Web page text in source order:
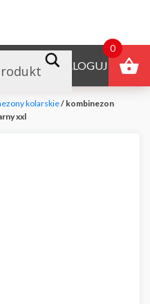
ZALOGUJ
kolarskie/ kombinezon
xxl
0